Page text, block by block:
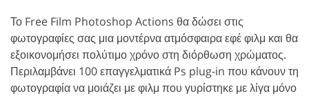
Το Free Film Photoshop Actions θα δώσει στις
φωτογραφίες σας μια μοντέρνα ατμόσφαιρα εφέ φιλμ και θα
εξοικονομήσει πολύτιμο χρόνο στη διόρθωση χρώματος.
Περιλαμβάνει 100 επαγγελματικά Ps plug-in που κάνουν τη
φωτογραφία να μοιάζει με φιλμ που γυρίστηκε με λίγα μόνο